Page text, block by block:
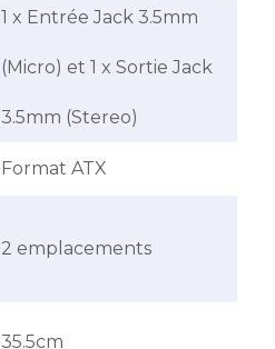
1 x Entrée Jack 3.5mm
(Micro) et 1 x Sortie Jack
3.5mm (Stereo)
Format ATX
‎2 emplacements
‎35.5cm